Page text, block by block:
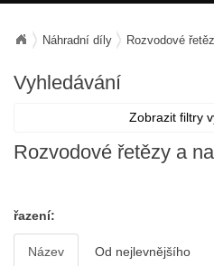
Náhradní díly Rozvodové
Vyhledávání
Zobrazit filtry
Rozvodové řetězy a
řazení:
Název Od nejlevnějšího